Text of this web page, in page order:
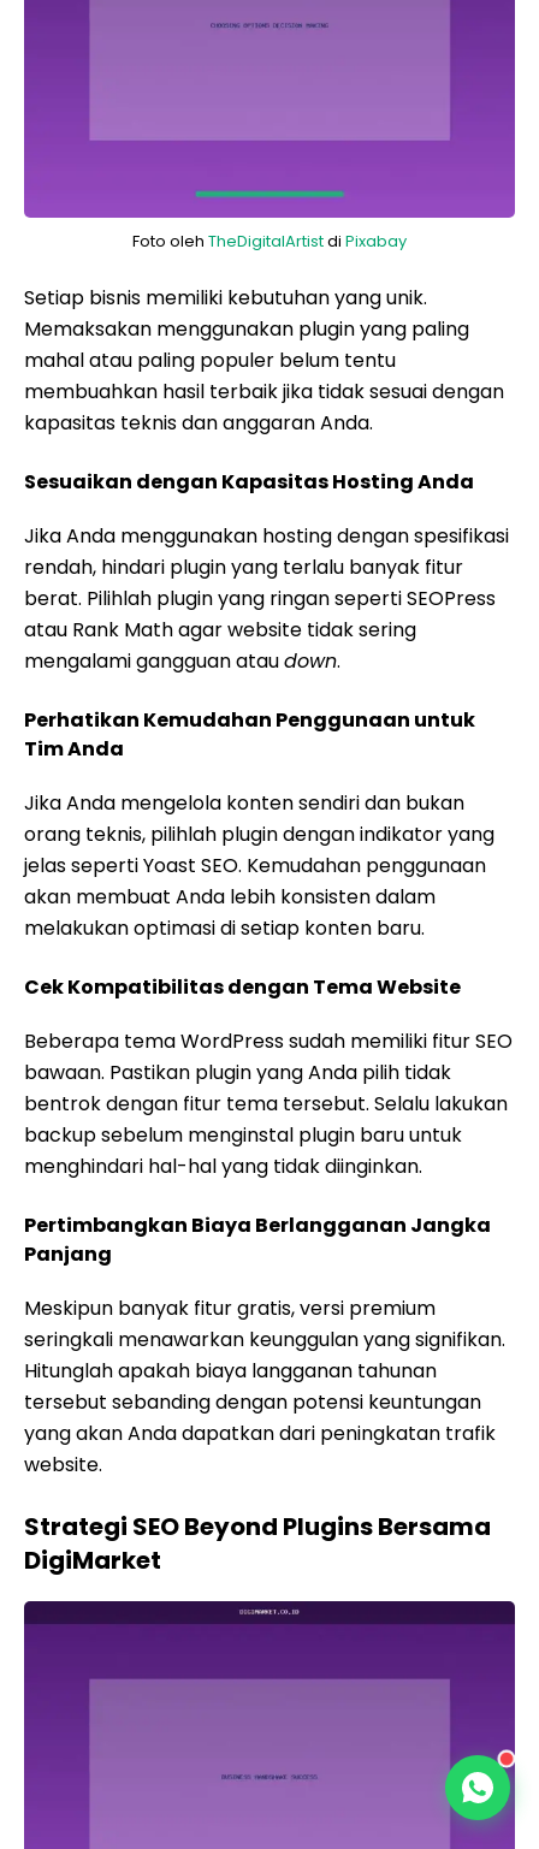
Foto oleh TheDigitalArtistdi Pixabay
Setiap bisnis memiliki kebutuhan yang unik.
Memaksakan menggunakan plugin yang paling
mahal atau paling populer belum tentu
membuahkan hasil terbaik jika tidak sesuai dengan
kapasitas teknis dan anggaran Anda.
Sesuaikan dengan Kapasitas Hosting Anda
Jika Anda menggunakan hosting dengan spesifikasi
rendah, hindari plugin yang terlalu banyak fitur
berat. Pilihlah plugin yang ringan seperti SEOPress
atau Rank Math agar website tidak sering
mengalami gangguan ataudown.
Perhatikan Kemudahan Penggunaan untuk
Tim Anda
Jika Anda mengelola konten sendiri dan bukan
orang teknis, pilihlah plugin dengan indikator yang
jelas seperti Yoast SEO. Kemudahan penggunaan
akan membuat Anda lebih konsisten dalam
melakukan optimasi di setiap konten baru.
Cek Kompatibilitas dengan Tema Website
Beberapa tema WordPress sudah memiliki fitur SEO
bawaan. Pastikan plugin yang Anda pilih tidak
bentrok dengan fitur tema tersebut. Selalu lakukan
backup sebelum menginstal plugin baru untuk
menghindari hal-hal yang tidak diinginkan.
Pertimbangkan Biaya Berlangganan Jangka
Panjang
Meskipun banyak fitur gratis, versi premium
seringkali menawarkan keunggulan yang signifikan.
Hitunglah apakah biaya langganan tahunan
tersebut sebanding dengan potensi keuntungan
yang akan Anda dapatkan dari peningkatan trafik
website.
Strategi SEO Beyond Plugins Bersama
DigiMarket